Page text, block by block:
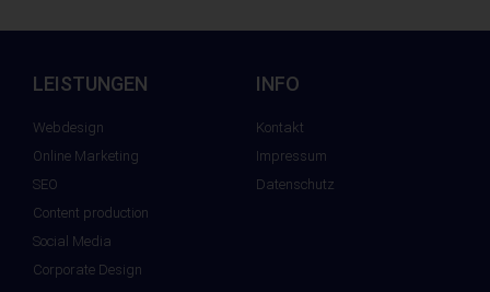
LEISTUNGEN
Webdesign
Online Marketing
SEO
Content production
Social Media
Corporate Design
INFO
Kontakt
Impressum
Datenschutz